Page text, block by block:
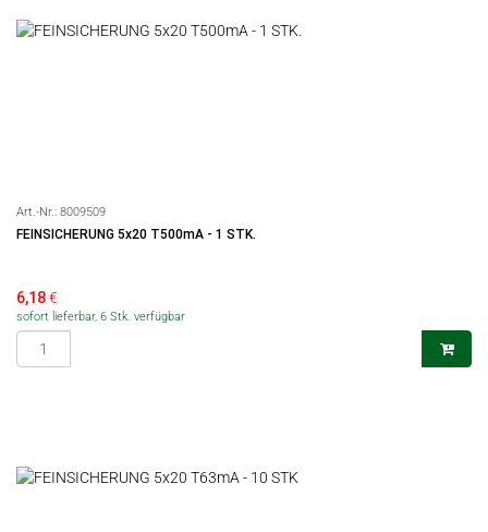
Art.-Nr.: 8009509
FEINSICHERUNG 5x20 T500mA - 1 STK.
6,18€
sofort lieferbar, 6 Stk. verfügbar